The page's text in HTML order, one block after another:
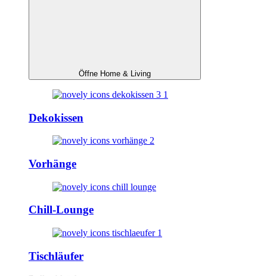
Öffne Home & Living
Dekokissen
Vorhänge
Chill-Lounge
Tischläufer